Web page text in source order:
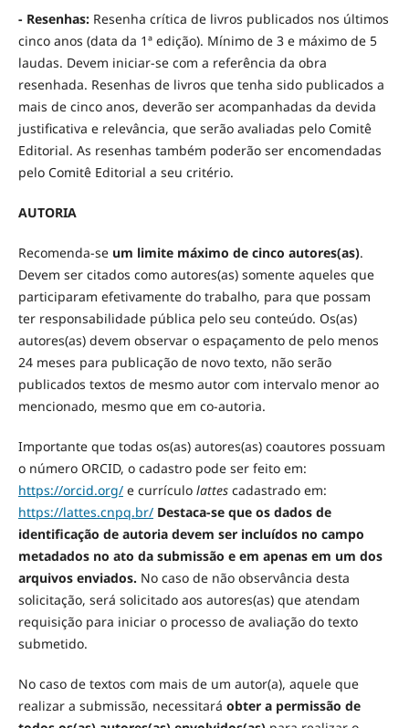
- Resenhas:Resenha crítica de livros publicados nos últimos
cinco anos (data da 1ª edição). Mínimo de 3 e máximo de 5
laudas. Devem iniciar-se com a referência da obra
resenhada. Resenhas de livros que tenha sido publicados a
mais de cinco anos, deverão ser acompanhadas da devida
justificativa e relevância, que serão avaliadas pelo Comitê
Editorial. As resenhas também poderão ser encomendadas
pelo Comitê Editorial a seu critério.
AUTORIA
Recomenda-se um limite máximo de cinco autores(as).
Devem ser citados como autores(as) somente aqueles que
participaram efetivamente do trabalho, para que possam
ter responsabilidade pública pelo seu conteúdo. Os(as)
autores(as) devem observar o espaçamento de pelo menos
24 meses para publicação de novo texto, não serão
publicados textos de mesmo autor com intervalo menor ao
mencionado, mesmo que em co-autoria.
Importante que todas os(as) autores(as) coautores possuam
o número ORCID, o cadastro pode ser feito em:
https://orcid.org/e currículo lattescadastrado em:
https://lattes.cnpq.br/ Destaca-se que os dados de
identificação de autoria devem ser incluídos no campo
metadados no ato da submissão e em apenas em um dos
arquivos enviados. No caso de não observância desta
solicitação, será solicitado aos autores(as) que atendam
requisição para iniciar o processo de avaliação do texto
submetido.
No caso de textos com mais de um autor(a), aquele que
realizar a submissão, necessitará obter a permissão de